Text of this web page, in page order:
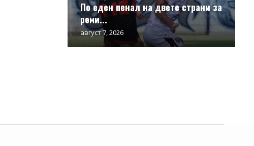
По еден пенал на двете страни за
реми...
август 7, 2026